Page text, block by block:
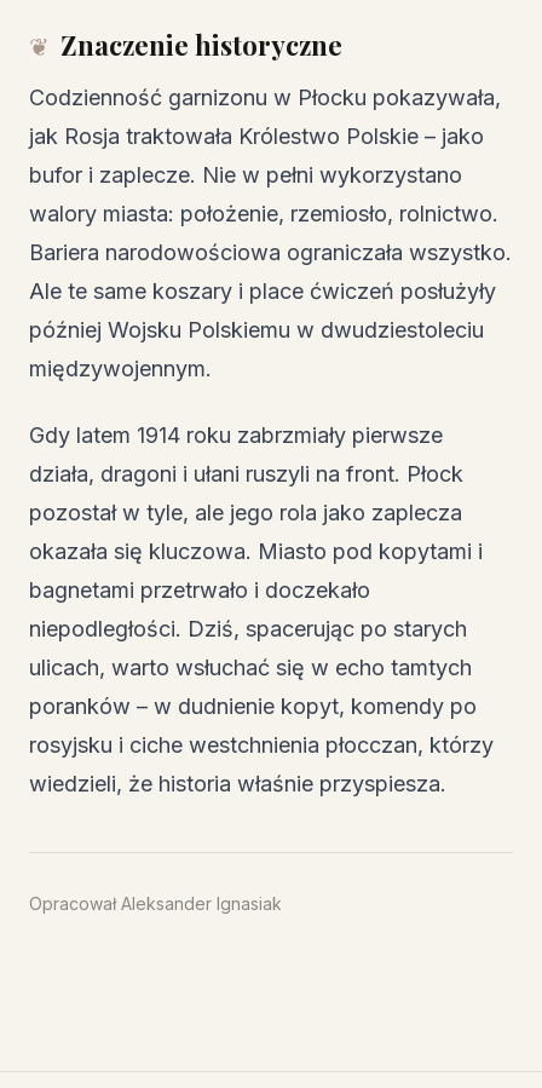
Znaczenie historyczne
Codzienność garnizonu w Płocku pokazywała,
jak Rosja traktowała Królestwo Polskie – jako
bufor i zaplecze. Nie w pełni wykorzystano
walory miasta: położenie, rzemiosło, rolnictwo.
Bariera narodowościowa ograniczała wszystko.
Ale te same koszary i place ćwiczeń posłużyły
później Wojsku Polskiemu w dwudziestoleciu
międzywojennym.
Gdy latem 1914 roku zabrzmiały pierwsze
działa, dragoni i ułani ruszyli na front. Płock
pozostał w tyle, ale jego rola jako zaplecza
okazała się kluczowa. Miasto pod kopytami i
bagnetami przetrwało i doczekało
niepodległości. Dziś, spacerując po starych
ulicach, warto wsłuchać się w echo tamtych
poranków – w dudnienie kopyt, komendy po
rosyjsku i ciche westchnienia płocczan, którzy
wiedzieli, że historia właśnie przyspiesza.
Opracował Aleksander Ignasiak